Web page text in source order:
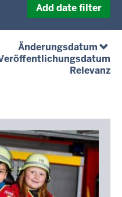
Add date filter
Änderungsdatum
Relevanz